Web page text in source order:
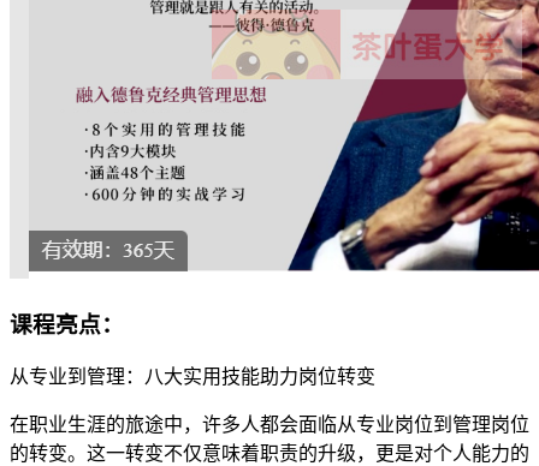
课程亮点：
从专业到管理：八大实用技能助力岗位转变
在职业生涯的旅途中，许多人都会面临从专业岗位到管理岗位
的转变。这一转变不仅意味着职责的升级，更是对个人能力的